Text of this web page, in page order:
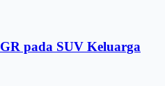
pada SUV Keluarga